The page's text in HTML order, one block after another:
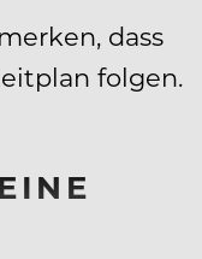
dass
folgen.